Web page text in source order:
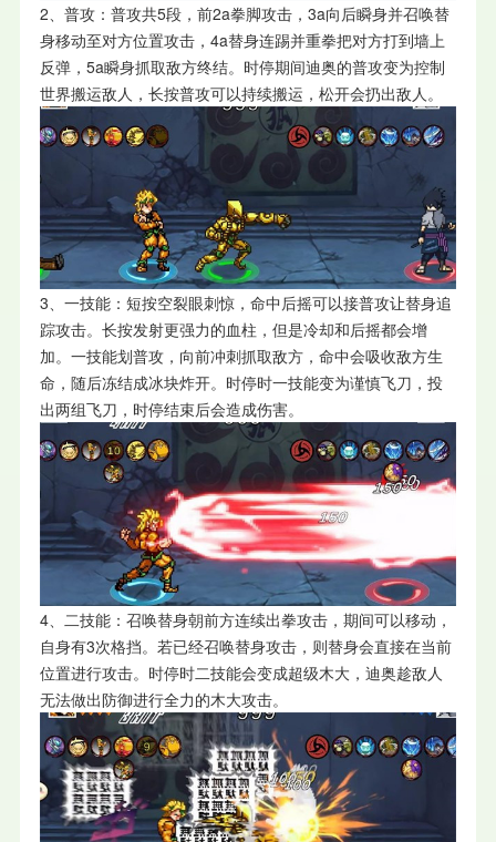
2、普攻：普攻共5段，前2a拳脚攻击，3a向后瞬身并召唤替
身移动至对方位置攻击，4a替身连踢并重拳把对方打到墙上
反弹，5a瞬身抓取敌方终结。时停期间迪奥的普攻变为控制
世界搬运敌人，长按普攻可以持续搬运，松开会扔出敌人。
3、一技能：短按空裂眼刺惊，命中后摇可以接普攻让替身追
踪攻击。长按发射更强力的血柱，但是冷却和后摇都会增
加。一技能划普攻，向前冲刺抓取敌方，命中会吸收敌方生
命，随后冻结成冰块炸开。时停时一技能变为谨慎飞刀，投
出两组飞刀，时停结束后会造成伤害。
4、二技能：召唤替身朝前方连续出拳攻击，期间可以移动，
自身有3次格挡。若已经召唤替身攻击，则替身会直接在当前
位置进行攻击。时停时二技能会变成超级木大，迪奥趁敌人
无法做出防御进行全力的木大攻击。